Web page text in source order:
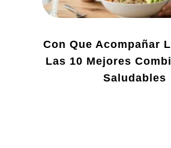
Con Que Acompañar
Las 10 Mejores
Saludables